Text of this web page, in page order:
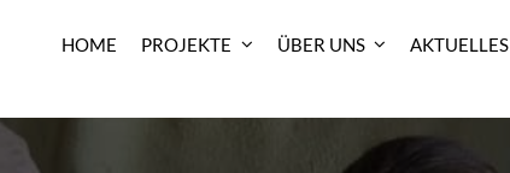
HOME PROJEKTE ÜBER UNS AKTUELLES